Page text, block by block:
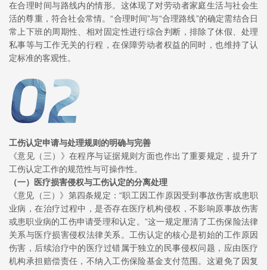
在合理时间与路线内的情形。这体现了对劳动者家庭生活与社会生
活的尊重，符合社会常情。“合理时间”与“合理路线”的确定需结合日
常上下班的周期性、相对固定性进行综合判断，排除了休假、处理
私事等与工作无关的行程，在保障劳动者权益的同时，也维持了认
定标准的客观性。
工伤认定申请与处理规则的明确与完善
《意见（三）》在程序与证据规则方面也作出了重要规定，提升了
工伤认定工作的规范性与可操作性。
（一）
医疗损害侵权与工伤认定的分离处理
《意见（三）》第四条规定：“职工因工作原因受到事故伤害或患职
业病，在治疗过程中，是否存在医疗机构侵权，不影响原事故伤害
或患职业病的工伤申请受理和认定。”这一规定厘清了工伤保险法律
关系与医疗损害侵权法律关系。工伤认定的核心是初始的工作原因
伤害，后续治疗中的医疗过错属于独立的民事侵权问题，应由医疗
机构承担赔偿责任，不纳入工伤保险基金支付范围。这避免了因复